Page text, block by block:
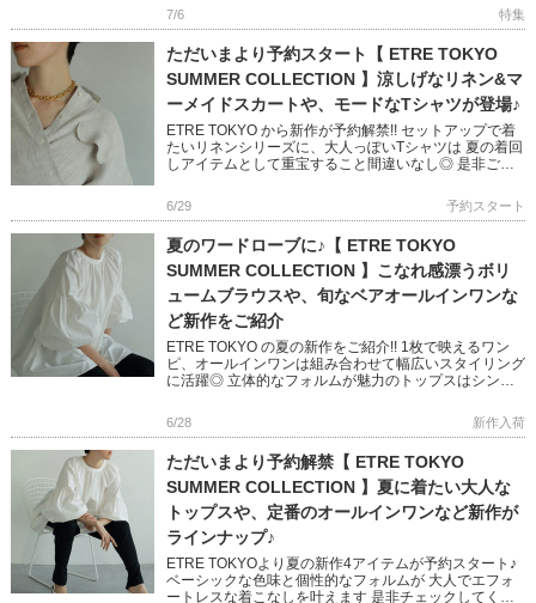
7/6 特集
ただいまより予約スタート【 ETRE TOKYO
SUMMER COLLECTION 】涼しげなリネン&マ
ーメイドスカートや、モードなTシャツが登場♪
ETRE TOKYO から新作が予約解禁!! セットアップで着
たいリネンシリーズに、大人っぽいTシャツは 夏の着回
しアイテムとして重宝すること間違いなし◎ 是非ご覧
6/29 予約スタート
夏のワードローブに♪【 ETRE TOKYO
SUMMER COLLECTION 】こなれ感漂うボリ
ュームブラウスや、旬なベアオールインワンな
ど新作をご紹介
ETRE TOKYO の夏の新作をご紹介!! 1枚で映えるワン
ピ、オールインワンは組み合わせて幅広いスタイリング
に活躍◎ 立体的なフォルムが魅力のトップスはシンプ
6/28 新作入荷
ただいまより予約解禁【 ETRE TOKYO
SUMMER COLLECTION 】夏に着たい大人な
トップスや、定番のオールインワンなど新作が
ラインナップ♪
ETRE TOKYOより夏の新作4アイテムが予約スタート♪
ベーシックな色味と個性的なフォルムが 大人でエフォ
ートレスな着こなしを叶えます 是非チェックしてくだ